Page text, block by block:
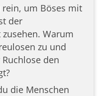
rein, um Böses mit
der
Warum
zu und
den
die Menschen